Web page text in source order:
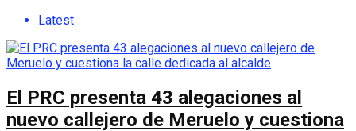
Latest
El PRC presenta 43 alegaciones al
nuevo callejero de Meruelo y cuestiona